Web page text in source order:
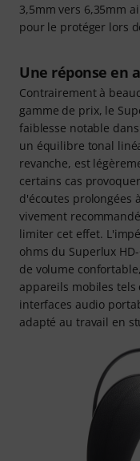
3,5mm vers 6,35mm
pour le protéger lors
Une réponse en
Contrairement à
gamme de prix, le
faiblesse notable
un équilibre tonal
revanche, est
certains cas
d'écoutes prolongées
vivement
limiter cet effet.
ohms du Superlux
de volume
appareils mobiles
interfaces audio
adapté au travail en